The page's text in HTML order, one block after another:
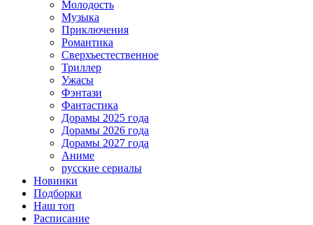
Молодость
Музыка
Приключения
Романтика
Сверхъестественное
Триллер
Ужасы
Фэнтази
Фантастика
Дорамы 2025 года
Дорамы 2026 года
Дорамы 2027 года
Аниме
русские сериалы
Новинки
Подборки
Наш топ
Расписание